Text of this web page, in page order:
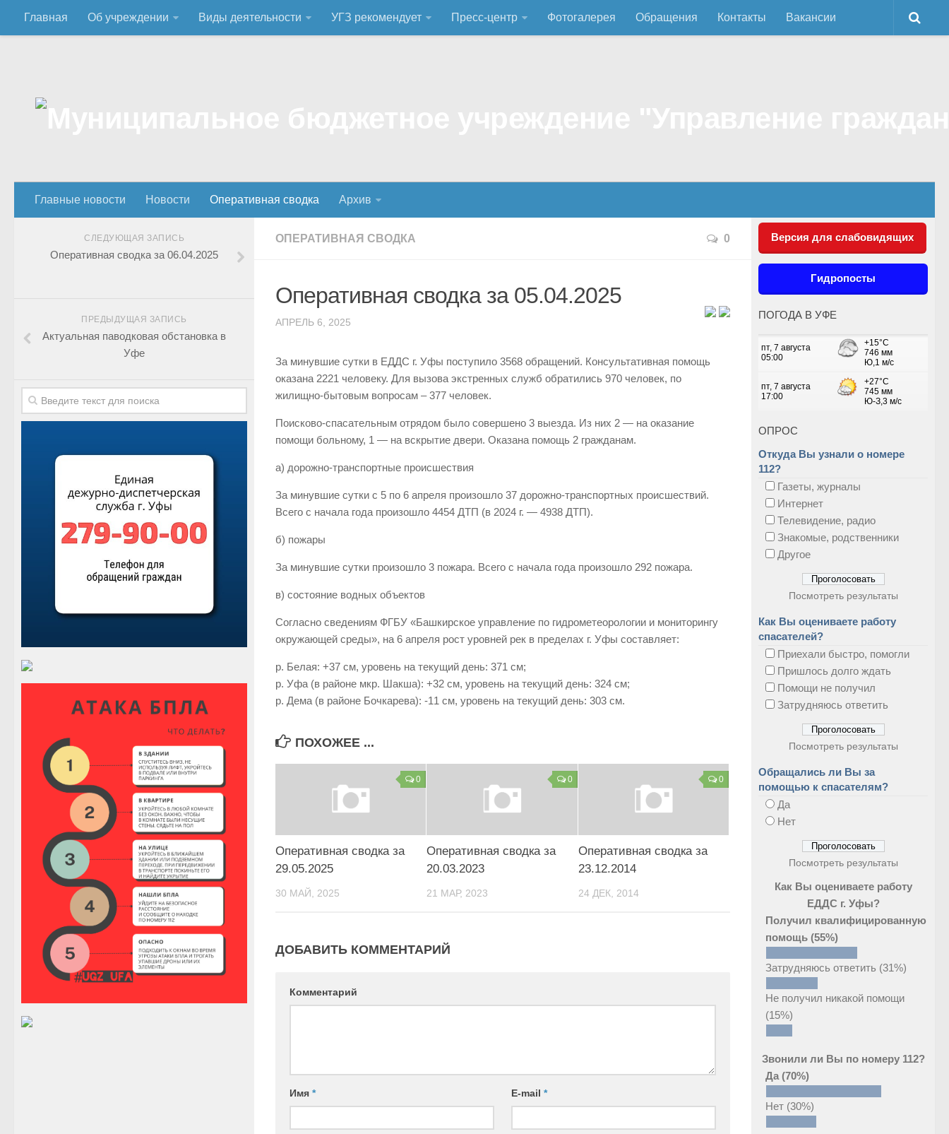
Главная Об учреждении Виды деятельности УГЗ рекомендует Пресс-центр Фотогалерея Обращения Контакты Вакансии
Главные новости Новости Оперативная сводка Архив
ОПЕРАТИВНАЯ СВОДКА 0
Оперативная сводка за 05.04.2025
АПРЕЛЬ 6, 2025
За минувшие сутки в ЕДДС г. Уфы поступило 3568 обращений. Консультативная помощь
оказана 2221 человеку. Для вызова экстренных служб обратились 970 человек, по
жилищно-бытовым вопросам – 377 человек.
Поисково-спасательным отрядом было совершено 3 выезда. Из них 2 — на оказание
помощи больному, 1 — на вскрытие двери. Оказана помощь 2 гражданам.
а) дорожно-транспортные происшествия
За минувшие сутки с 5 по 6 апреля произошло 37 дорожно-транспортных происшествий.
Всего с начала года произошло 4454 ДТП (в 2024 г. — 4938 ДТП).
б) пожары
За минувшие сутки произошло 3 пожара. Всего с начала года произошло 292 пожара.
в) состояние водных объектов
Согласно сведениям ФГБУ «Башкирское управление по гидрометеорологии и мониторингу
окружающей среды», на 6 апреля рост уровней рек в пределах г. Уфы составляет:
р. Белая: +37 см, уровень на текущий день: 371 см;
р. Уфа (в районе мкр. Шакша): +32 см, уровень на текущий день: 324 см;
р. Дема (в районе Бочкарева): -11 см, уровень на текущий день: 303 см.
ПОХОЖЕЕ ...
0
Оперативная сводка за
29.05.2025
30 МАЙ, 2025
0
Оперативная сводка за
20.03.2023
21 МАР, 2023
0
Оперативная сводка за
23.12.2014
24 ДЕК, 2014
ДОБАВИТЬ КОММЕНТАРИЙ
Комментарий
Имя * E-mail*
СЛЕДУЮЩАЯ ЗАПИСЬ
Оперативная сводка за 06.04.2025
ПРЕДЫДУЩАЯ ЗАПИСЬ
Актуальная паводковая обстановка в
Уфе
Версия для слабовидящих
Гидропосты
ПОГОДА В УФЕ
ОПРОС
Откуда Вы узнали о номере
112?
Газеты, журналы
Интернет
Телевидение, радио
Знакомые, родственники
Другое
Посмотреть результаты
Как Вы оцениваете работу
спасателей?
Приехали быстро, помогли
Пришлось долго ждать
Помощи не получил
Затрудняюсь ответить
Посмотреть результаты
Обращались ли Вы за
помощью к спасателям?
Да
Нет
Посмотреть результаты
Как Вы оцениваете работу
ЕДДС г. Уфы?
Получил квалифицированную
помощь (55%)
Затрудняюсь ответить (31%)
Не получил никакой помощи
(15%)
Звонили ли Вы по номеру 112?
Да (70%)
Нет (30%)